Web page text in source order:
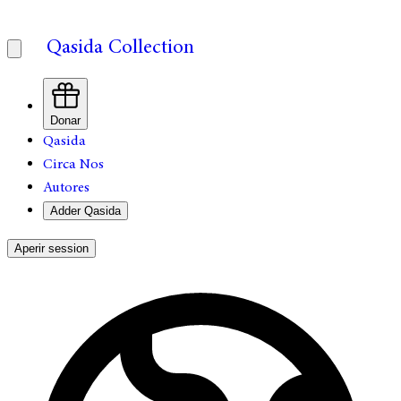
Qasida Collection
Donar
Qasida
Circa Nos
Autores
Adder Qasida
Aperir session